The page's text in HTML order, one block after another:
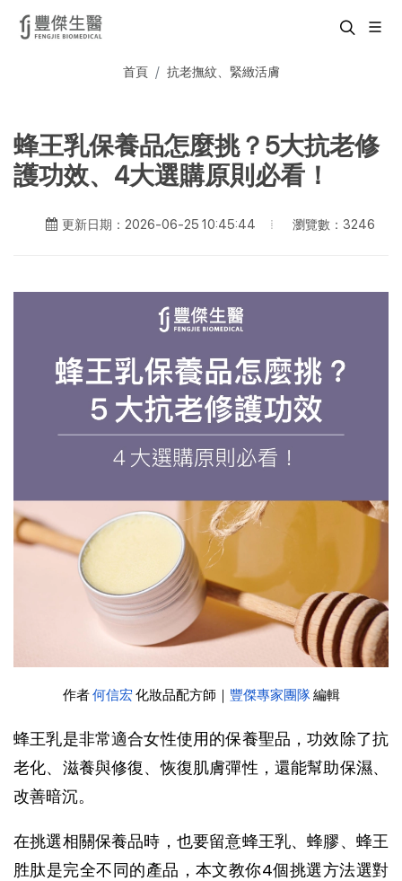
首頁 抗老撫紋、緊緻活膚
蜂王乳保養品怎麼挑？5大抗老修
護功效、4大選購原則必看！
更新日期：2026-06-25 10:45:44 瀏覽數：3246
作者 何信宏 化妝品配方師｜ 豐傑專家團隊 編輯
蜂王乳是非常適合女性使用的保養聖品，功效除了抗
老化、滋養與修復、恢復肌膚彈性，還能幫助保濕、
改善暗沉。
在挑選相關保養品時，也要留意蜂王乳、蜂膠、蜂王
胜肽是完全不同的產品，本文教你4個挑選方法選對